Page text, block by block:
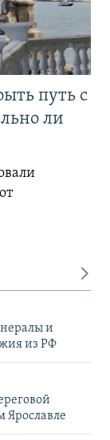
путь с
ли
и
из РФ
Ярославле